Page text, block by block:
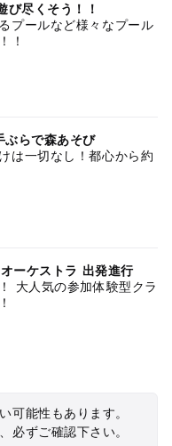
び尽くそう！！
プールなど様々なプール
！
ぶらで森あそび
は一切なし！都心から約
ーケストラ 出発進行
大人気の参加体験型クラ
可能性もあります。
必ずご確認下さい。